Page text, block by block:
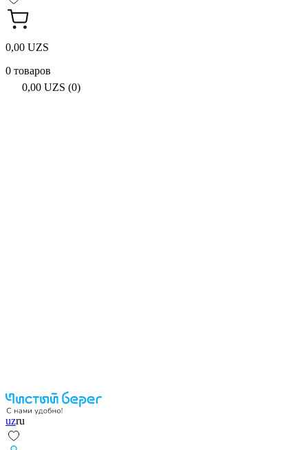
0,00 UZS
0 товаров
0,00 UZS (0)
uzru